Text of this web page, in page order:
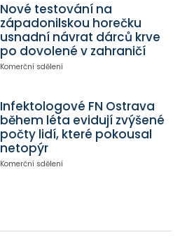
Nové testování na
západonilskou horečku
usnadní návrat dárců krve
po dovolené v zahraničí
Komerční sdělení
Infektologové FN Ostrava
během léta evidují zvýšené
počty lidí, které pokousal
netopýr
Komerční sdělení